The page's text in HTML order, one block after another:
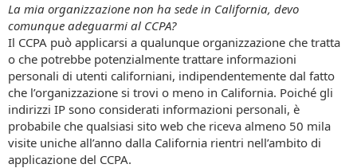
La mia organizzazione non ha sede in California, devo
comunque adeguarmi al CCPA?
Il CCPA può applicarsi a qualunque organizzazione che tratta
o che potrebbe potenzialmente trattare informazioni
personali di utenti californiani, indipendentemente dal fatto
che l’organizzazione si trovi o meno in California. Poiché gli
indirizzi IP sono considerati informazioni personali, è
probabile che qualsiasi sito web che riceva almeno 50 mila
visite uniche all’anno dalla California rientri nell’ambito di
applicazione del CCPA.